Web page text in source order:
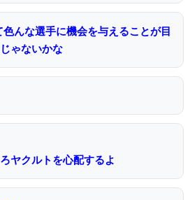
んな選手に機会を与えることが目
ゃないかな
ヤクルトを心配するよ